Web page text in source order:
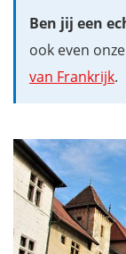
Ben jij een
ook even
van Frankrijk.